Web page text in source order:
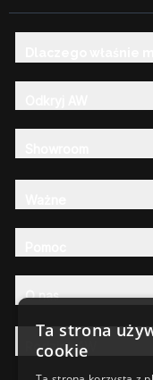
O nas
Rodzina AW
Ta strona
cookie